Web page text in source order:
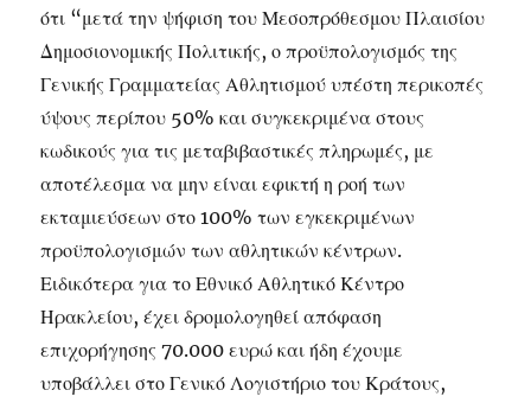
ότι “μετά την ψήφιση του Μεσοπρόθεσμου Πλαισίου
Δημοσιονομικής Πολιτικής, ο προϋπολογισμός της
Γενικής Γραμματείας Αθλητισμού υπέστη περικοπές
ύψους περίπου 50% και συγκεκριμένα στους
κωδικούς για τις μεταβιβαστικές πληρωμές, με
αποτέλεσμα να μην είναι εφικτή η ροή των
εκταμιεύσεων στο 100% των εγκεκριμένων
προϋπολογισμών των αθλητικών κέντρων.
Ειδικότερα για το Εθνικό Αθλητικό Κέντρο
Ηρακλείου, έχει δρομολογηθεί απόφαση
επιχορήγησης 70.000 ευρώ και ήδη έχουμε
υποβάλλει στο Γενικό Λογιστήριο του Κράτους,